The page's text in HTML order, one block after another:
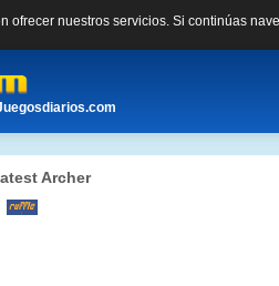
ofrecer nuestros servicios. Si continúas
Archer